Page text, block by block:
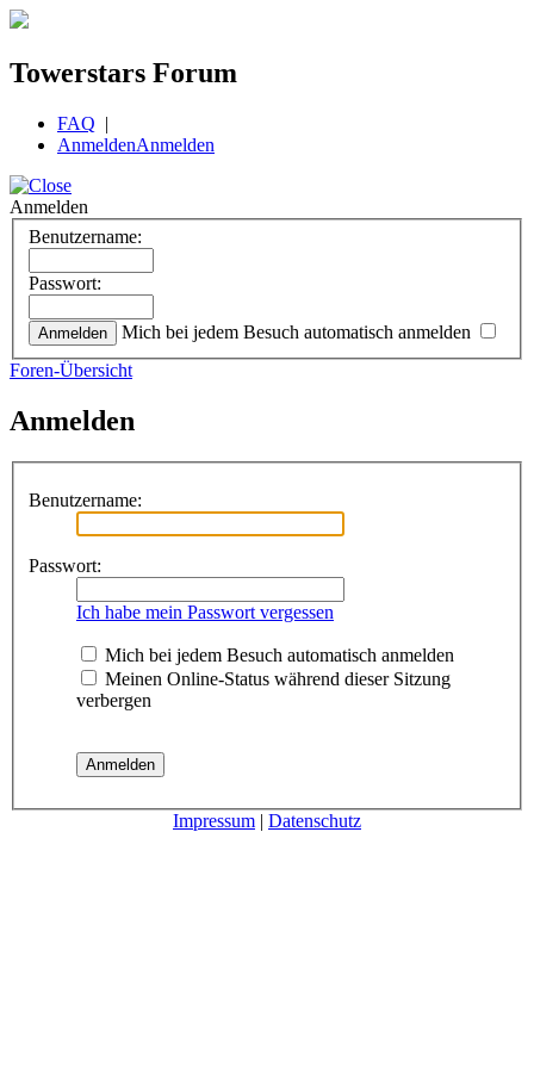
Towerstars Forum
FAQ |
AnmeldenAnmelden
Anmelden
Benutzername:
Passwort:
Mich bei jedem Besuch automatisch anmelden
Foren-Übersicht
Anmelden
Benutzername:
Passwort:
Ich habe mein Passwort vergessen
Mich bei jedem Besuch automatisch anmelden
Meinen Online-Status während dieser Sitzung
verbergen
Impressum | Datenschutz